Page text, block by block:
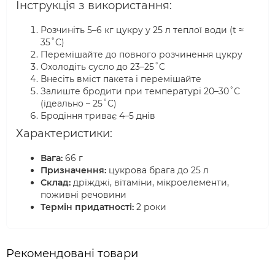
Інструкція з використання:
Розчиніть 5–6 кг цукру у 25 л теплої води (t ≈
35˚C)
Перемішайте до повного розчинення цукру
Охолодіть сусло до 23–25˚C
Внесіть вміст пакета і перемішайте
Залиште бродити при температурі 20–30˚C
(ідеально – 25˚C)
Бродіння триває 4–5 днів
Характеристики:
Вага: 66 г
Призначення: цукрова брага до 25 л
Склад: дріжджі, вітаміни, мікроелементи,
поживні речовини
Термін придатності: 2 роки
Рекомендовані товари